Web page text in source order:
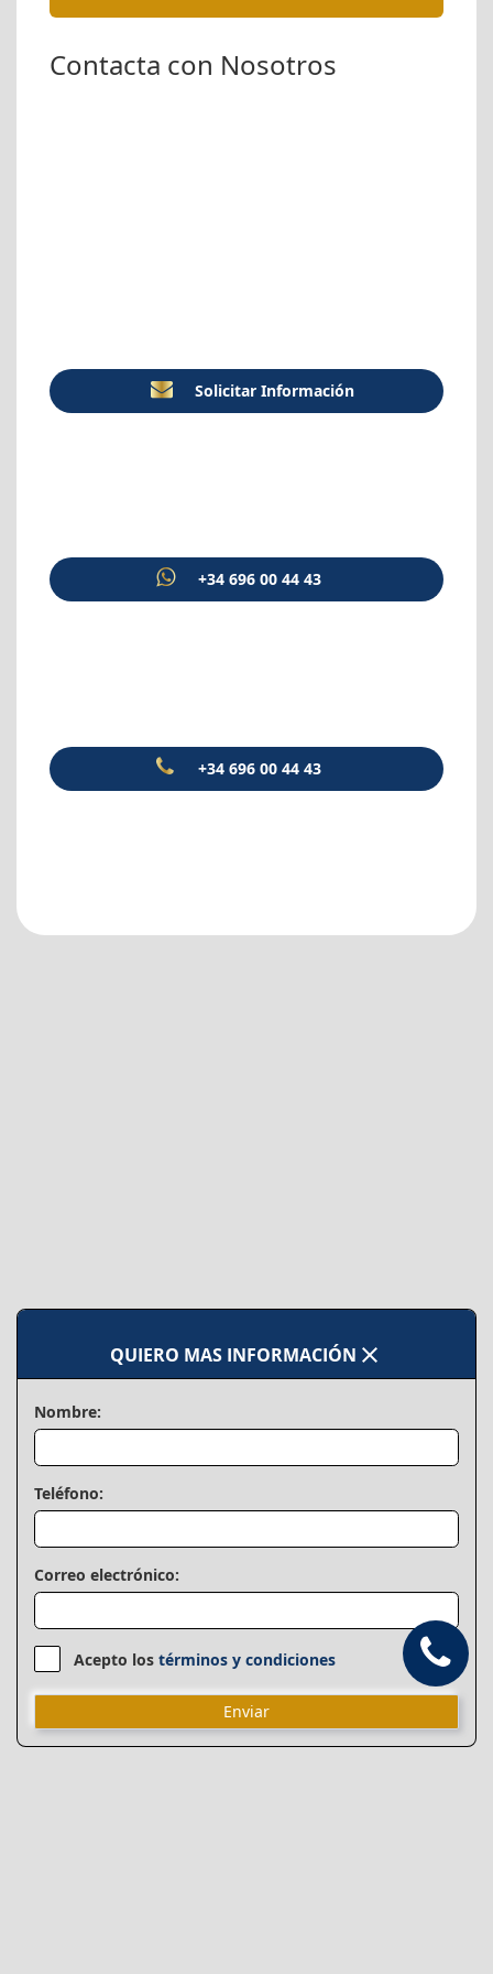
Contacta con Nosotros
Solicitar Información
+34 696 00 44 43
+34 696 00 44 43
QUIERO MAS INFORMACIÓN close
Nombre:
Teléfono:
Correo electrónico:
Acepto los términos y condiciones